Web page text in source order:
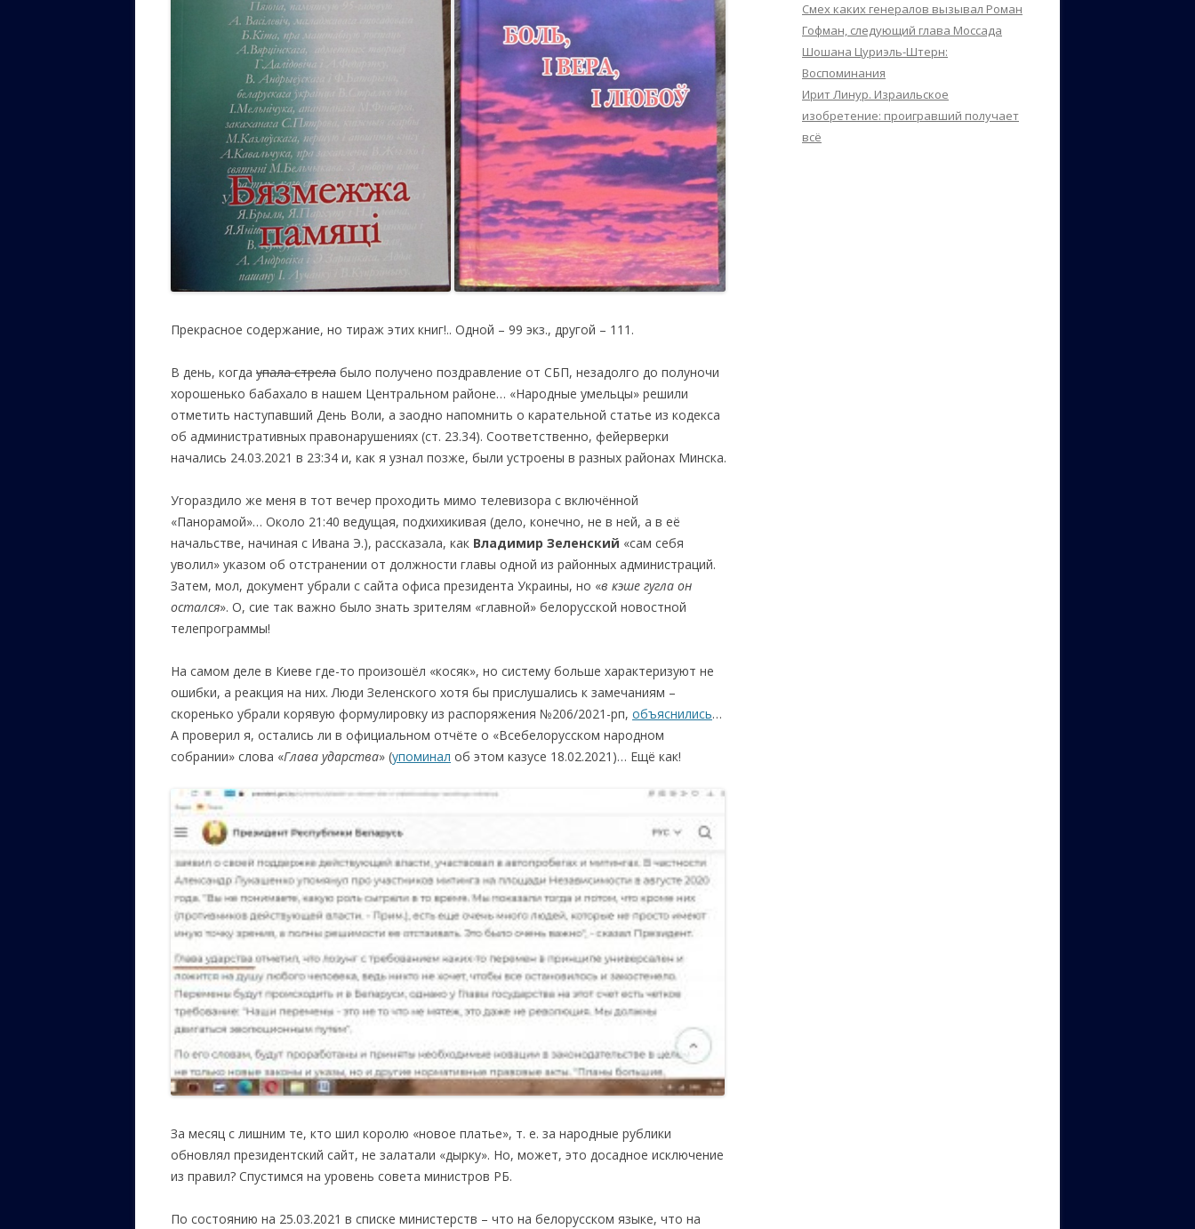
Прекрасное содержание, но тираж этих книг!.. Одной – 99 экз., другой – 111.
В день, когда упала стрела было получено поздравление от СБП, незадолго до полуночи
хорошенько бабахало в нашем Центральном районе… «Народные умельцы» решили
отметить наступавший День Воли, а заодно напомнить о карательной статье из кодекса
об административных правонарушениях (ст. 23.34). Соответственно, фейерверки
начались 24.03.2021 в 23:34 и, как я узнал позже, были устроены в разных районах Минска.
Угораздило же меня в тот вечер проходить мимо телевизора с включённой
«Панорамой»… Около 21:40 ведущая, подхихикивая (дело, конечно, не в ней, а в её
начальстве, начиная с Ивана Э.), рассказала, как Владимир Зеленский «сам себя
уволил» указом об отстранении от должности главы одной из районных администраций.
Затем, мол, документ убрали с сайта офиса президента Украины, но «в кэше гугла он
остался». О, сие так важно было знать зрителям «главной» белорусской новостной
телепрограммы!
На самом деле в Киеве где-то произошёл «косяк», но систему больше характеризуют не
ошибки, а реакция на них. Люди Зеленского хотя бы прислушались к замечаниям –
скоренько убрали корявую формулировку из распоряжения №206/2021-рп, объяснились…
А проверил я, остались ли в официальном отчёте о «Всебелорусском народном
собрании» слова «Глава ударства» (упоминал об этом казусе 18.02.2021)… Ещё как!
За месяц с лишним те, кто шил королю «новое платье», т. е. за народные рублики
обновлял президентский сайт, не залатали «дырку». Но, может, это досадное исключение
из правил? Спустимся на уровень совета министров РБ.
По состоянию на 25.03.2021 в списке министерств – что на белорусском языке, что на
Смех каких генералов вызывал Роман
Гофман, следующий глава Моссада
Шошана Цуриэль-Штерн:
Воспоминания
Ирит Линур. Израильское
изобретение: проигравший получает
всё